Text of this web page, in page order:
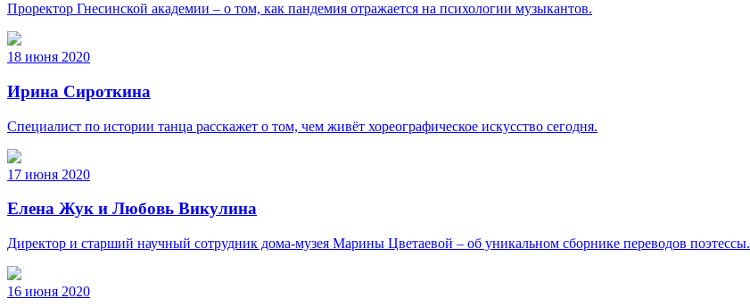
Проректор Гнесинской академии – о том, как пандемия отражается на психологии музыкантов.
18 июня 2020
Ирина Сироткина
Специалист по истории танца расскажет о том, чем живёт хореографическое искусство сегодня.
17 июня 2020
Елена Жук и Любовь Викулина
Директор и старший научный сотрудник дома-музея Марины Цветаевой – об уникальном сборнике переводов поэтессы.
16 июня 2020